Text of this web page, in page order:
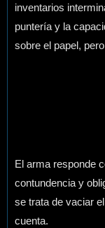
inventarios
puntería y la
sobre el papel,
El arma responde
contundencia y
se trata de vaciar
cuenta.